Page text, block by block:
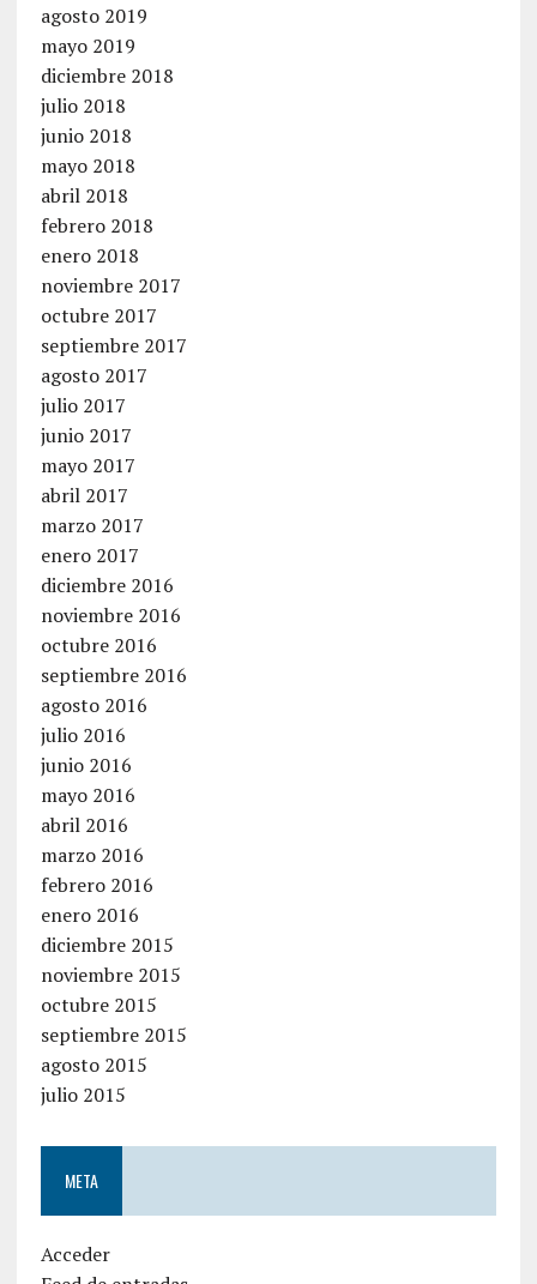
agosto 2019
mayo 2019
diciembre 2018
julio 2018
junio 2018
mayo 2018
abril 2018
febrero 2018
enero 2018
noviembre 2017
octubre 2017
septiembre 2017
agosto 2017
julio 2017
junio 2017
mayo 2017
abril 2017
marzo 2017
enero 2017
diciembre 2016
noviembre 2016
octubre 2016
septiembre 2016
agosto 2016
julio 2016
junio 2016
mayo 2016
abril 2016
marzo 2016
febrero 2016
enero 2016
diciembre 2015
noviembre 2015
octubre 2015
septiembre 2015
agosto 2015
julio 2015
META
Acceder